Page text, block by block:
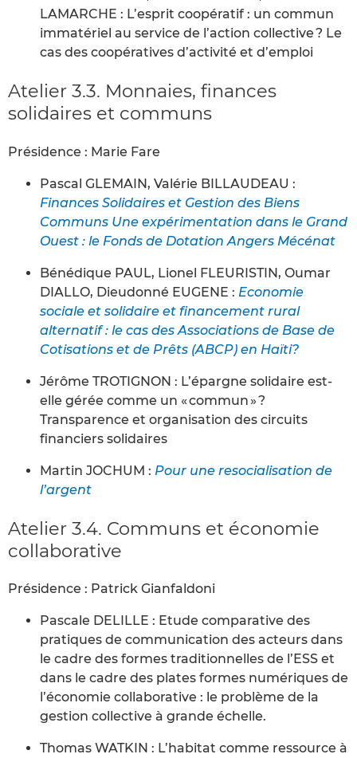
LAMARCHE : L’esprit coopératif : un commun
immatériel au service de l’action collective ? Le
cas des coopératives d’activité et d’emploi
Atelier 3.3. Monnaies, finances
solidaires et communs
Présidence : Marie Fare
Pascal GLEMAIN, Valérie BILLAUDEAU :
Finances Solidaires et Gestion des Biens
Communs Une expérimentation dans le Grand
Ouest : le Fonds de Dotation Angers Mécénat
Bénédique PAUL, Lionel FLEURISTIN, Oumar
DIALLO, Dieudonné EUGENE : Economie
sociale et solidaire et financement rural
alternatif : le cas des Associations de Base de
Cotisations et de Prêts (ABCP) en Haïti?
Jérôme TROTIGNON : L’épargne solidaire est-
elle gérée comme un « commun » ?
Transparence et organisation des circuits
financiers solidaires
Martin JOCHUM : Pour une resocialisation de
l’argent
Atelier 3.4. Communs et économie
collaborative
Présidence : Patrick Gianfaldoni
Pascale DELILLE : Etude comparative des
pratiques de communication des acteurs dans
le cadre des formes traditionnelles de l’ESS et
dans le cadre des plates formes numériques de
l’économie collaborative : le problème de la
gestion collective à grande échelle.
Thomas WATKIN : L’habitat comme ressource à